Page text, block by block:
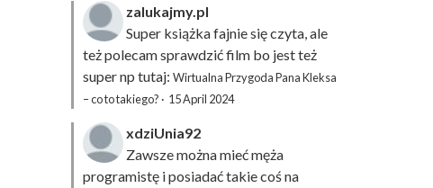
zalukajmy.pl
Super książka fajnie się czyta, ale
też polecam sprawdzić film bo jest też
super np tutaj: Wirtualna Przygoda Pana Kleksa
– co to takiego? · 15 April 2024
xdziUnia92
Zawsze można mieć męża
programistę i posiadać takie coś na